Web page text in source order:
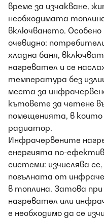
време за изчакване,
необходимата
включването.
очевидно:
хладна баня,
нагревател и се
температура без
места за
кътовете за четене
помещенията, в които
радиатор.
Инфрачервените
енергията по-
системи: изчислява
погълната от
в топлина. Затова
нагревател или
е необходимо да се